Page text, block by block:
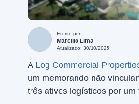
Escrito por:
Marcilio Lima
Atualizado: 30/10/2025
A Log Commercial
um memorando não
três ativos logísticos por um